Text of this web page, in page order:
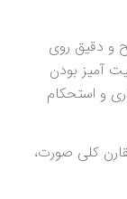
و دقیق روی
آمیز بودن
و استحکام
کلی صورت،